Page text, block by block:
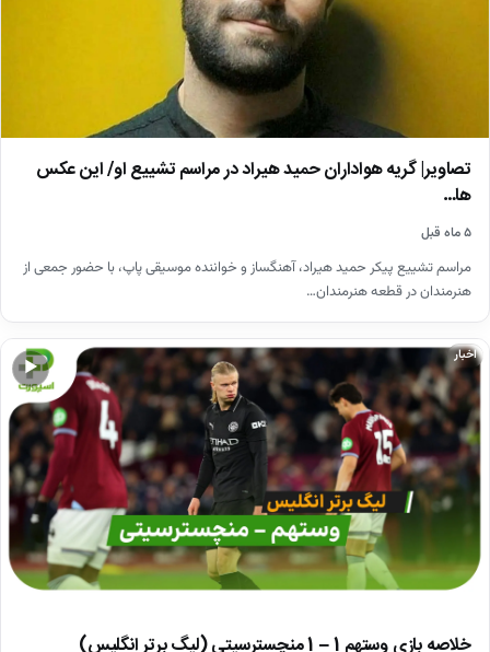
تصاویر| گریه هواداران حمید هیراد در مراسم تشییع او/ این عکس
ها…
۵ ماه قبل
مراسم تشییع پیکر حمید هیراد، آهنگساز و خواننده موسیقی پاپ، با حضور جمعی از
هنرمندان در قطعه هنرمندان…
▶
اخبار
خلاصه بازی وستهم 1 – 1 منچسترسیتی (لیگ برتر انگلیس)